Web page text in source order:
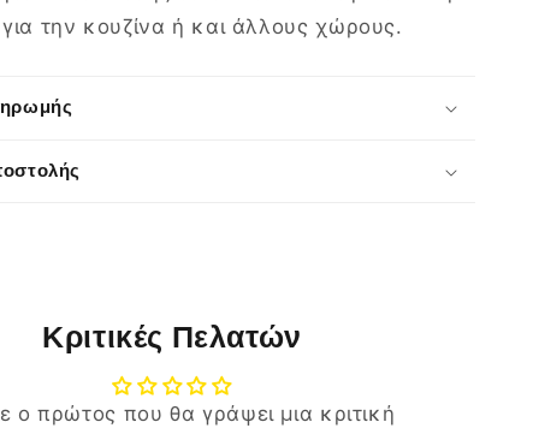
την κουζίνα ή και άλλους χώρους.
Κριτικές Πελατών
ο πρώτος που θα γράψει μια κριτική